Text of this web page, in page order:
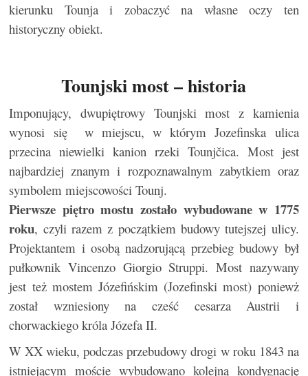
kierunku Tounja i zobaczyć na własne oczy ten
historyczny obiekt.
Tounjski most – historia
Imponujący, dwupiętrowy Tounjski most z kamienia
wynosi się w miejscu, w którym Jozefinska ulica
przecina niewielki kanion rzeki Tounjčica. Most jest
najbardziej znanym i rozpoznawalnym zabytkiem oraz
symbolem miejscowości Tounj.
Pierwsze piętro mostu zostało wybudowane w 1775
roku, czyli razem z początkiem budowy tutejszej ulicy.
Projektantem i osobą nadzorującą przebieg budowy był
pułkownik Vincenzo Giorgio Struppi. Most nazywany
jest też mostem Józefińskim (Jozefinski most) poniewż
został wzniesiony na cześć cesarza Austrii i
chorwackiego króla Józefa II.
W XX wieku, podczas przebudowy drogi w roku 1843 na
istniejącym moście wybudowano kolejną kondygnację